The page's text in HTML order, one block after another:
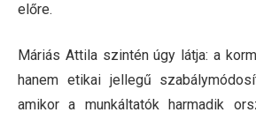
előre.
Máriás Attila szintén úgy látja: a
hanem etikai jellegű
amikor a munkáltatók harmadik